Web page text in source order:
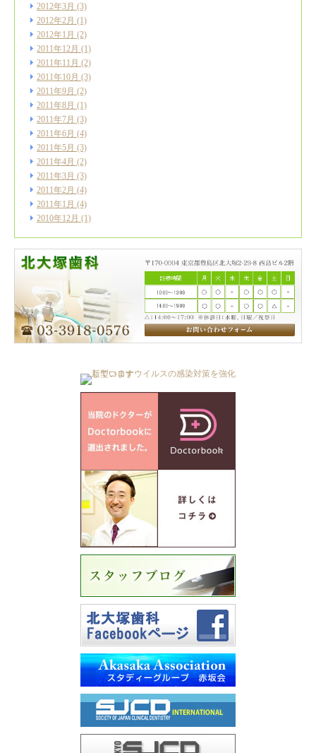
2012年3月 (3)
2012年2月 (1)
2012年1月 (2)
2011年12月 (1)
2011年11月 (2)
2011年10月 (3)
2011年9月 (2)
2011年8月 (1)
2011年7月 (3)
2011年6月 (4)
2011年5月 (3)
2011年4月 (2)
2011年3月 (3)
2011年2月 (4)
2011年1月 (4)
2010年12月 (1)